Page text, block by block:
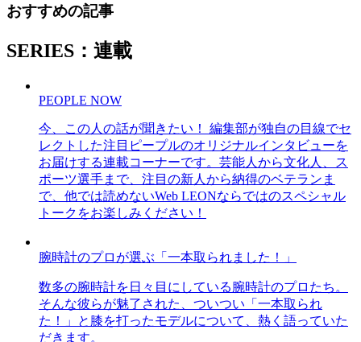
おすすめの記事
SERIES：連載
PEOPLE NOW
今、この人の話が聞きたい！ 編集部が独自の目線でセ
レクトした注目ピープルのオリジナルインタビューを
お届けする連載コーナーです。芸能人から文化人、ス
ポーツ選手まで、注目の新人から納得のベテランま
で、他では読めないWeb LEONならではのスペシャル
トークをお楽しみください！
腕時計のプロが選ぶ「一本取られました！」
数多の腕時計を日々目にしている腕時計のプロたち。
そんな彼らが魅了された、ついつい「一本取られ
た！」と膝を打ったモデルについて、熱く語っていた
だきます。